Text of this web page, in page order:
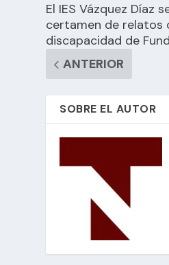
El IES Vázquez Díaz
certamen de relatos
discapacidad de
ANTERIOR
SOBRE EL AUTOR